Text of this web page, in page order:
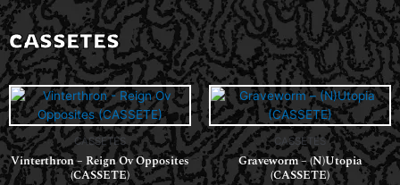
CASSETES
CASSETES
Vinterthron – Reign Ov Opposites
(CASSETE)
CASSETES
Graveworm – (N)Utopia
(CASSETE)